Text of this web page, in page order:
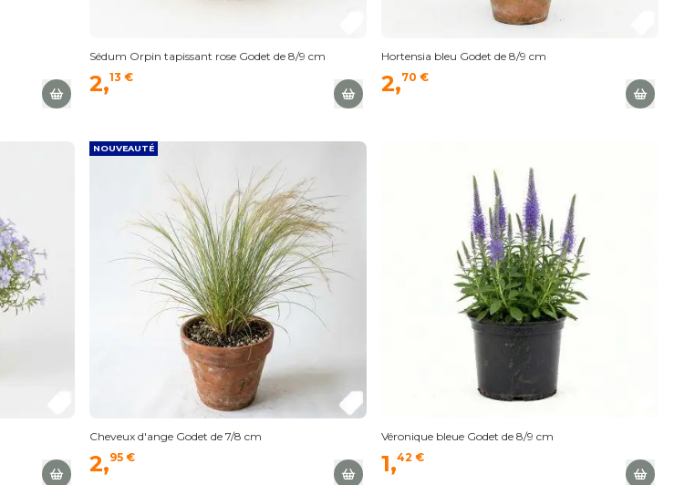
Sédum Orpin tapissant rose Godet de 8/9 cm
2,13 €
Hortensia bleu Godet de 8/9 cm
2,70 €
NOUVEAUTÉ
Cheveux d'ange Godet de 7/8 cm
2,95 €
Véronique bleue Godet de 8/9 cm
1,42 €